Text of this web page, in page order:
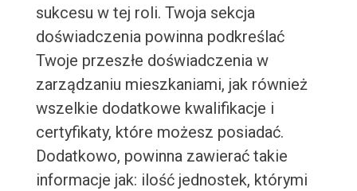
sukcesu w tej roli. Twoja sekcja
doświadczenia powinna podkreślać
Twoje przeszłe doświadczenia w
zarządzaniu mieszkaniami, jak również
wszelkie dodatkowe kwalifikacje i
certyfikaty, które możesz posiadać.
Dodatkowo, powinna zawierać takie
informacje jak: ilość jednostek, którymi